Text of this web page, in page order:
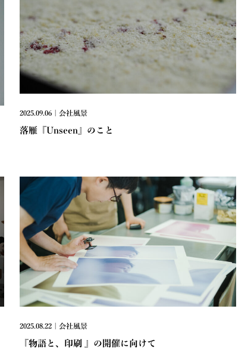
2025.09.06 | 会社風景
落雁『Unseen』のこと
2025.08.22 | 会社風景
『物語と、印刷 』の開催に向けて